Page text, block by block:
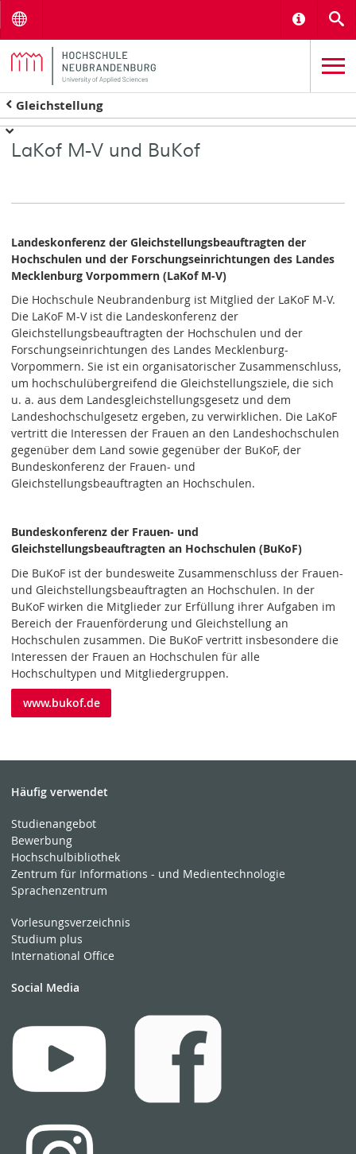
Gleichstellung
LaKof M-V und BuKof
Landeskonferenz der Gleichstellungsbeauftragten der
Hochschulen und der Forschungseinrichtungen des Landes
Mecklenburg Vorpommern (LaKof M-V)
Die Hochschule Neubrandenburg ist Mitglied der LaKoF M-V.
Die LaKoF M-V ist die Landeskonferenz der
Gleichstellungsbeauftragten der Hochschulen und der
Forschungseinrichtungen des Landes Mecklenburg-
Vorpommern. Sie ist ein organisatorischer Zusammenschluss,
um hochschulübergreifend die Gleichstellungsziele, die sich
u. a. aus dem Landesgleichstellungsgesetz und dem
Landeshochschulgesetz ergeben, zu verwirklichen. Die LaKoF
vertritt die Interessen der Frauen an den Landeshochschulen
gegenüber dem Land sowie gegenüber der BuKoF, der
Bundeskonferenz der Frauen- und
Gleichstellungsbeauftragten an Hochschulen.
Bundeskonferenz der Frauen- und
Gleichstellungsbeauftragten an Hochschulen (BuKoF)
Die BuKoF ist der bundesweite Zusammenschluss der Frauen-
und Gleichstellungsbeauftragten an Hochschulen. In der
BuKoF wirken die Mitglieder zur Erfüllung ihrer Aufgaben im
Bereich der Frauenförderung und Gleichstellung an
Hochschulen zusammen. Die BuKoF vertritt insbesondere die
Interessen der Frauen an Hochschulen für alle
Hochschultypen und Mitgliedergruppen.
www.bukof.de
Häufig verwendet
Studienangebot
Bewerbung
Hochschulbibliothek
Zentrum für Informations - und Medientechnologie
Sprachenzentrum
Vorlesungsverzeichnis
Studium plus
International Office
Social Media